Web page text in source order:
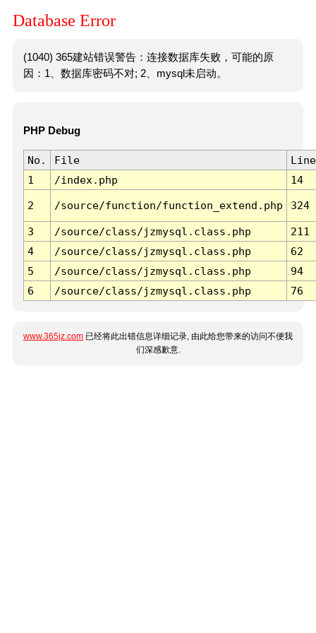
Database Error
(1040) 365建站错误警告：连接数据库失败，可能的原
因：1、数据库密码不对; 2、mysql未启动。
PHP Debug
No. File
Line
1
/index.php 14
2 /source/function/function_extend.php 324
3 /source/class/jzmysql.class.php
211
4
/source/class/jzmysql.class.php
62
5
/source/class/jzmysql.class.php
94
6
/source/class/jzmysql.class.php 76
www.365jz.com 已经将此出错信息详细记录, 由此给您带来的访问不便我
们深感歉意.